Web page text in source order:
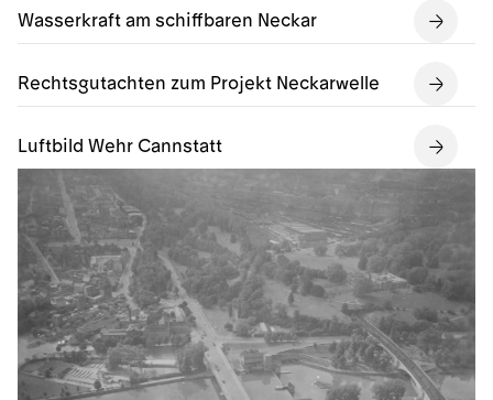
Wasserkraft am schiffbaren Neckar
Rechtsgutachten zum Projekt Neckarwelle
Luftbild Wehr Cannstatt